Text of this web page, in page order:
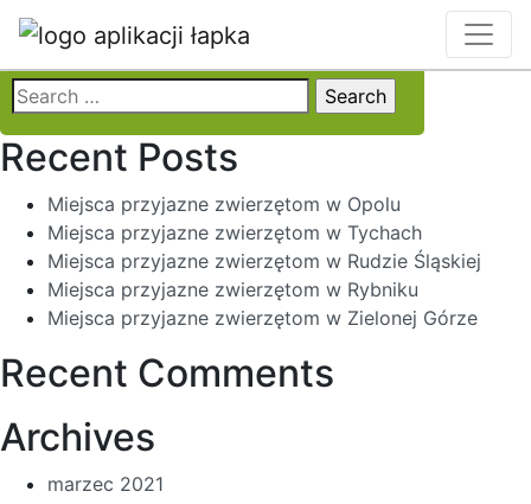
Locality:Tychy
Search
for:
Recent Posts
Miejsca przyjazne zwierzętom w Opolu
Miejsca przyjazne zwierzętom w Tychach
Miejsca przyjazne zwierzętom w Rudzie Śląskiej
Miejsca przyjazne zwierzętom w Rybniku
Miejsca przyjazne zwierzętom w Zielonej Górze
Recent Comments
Archives
marzec 2021